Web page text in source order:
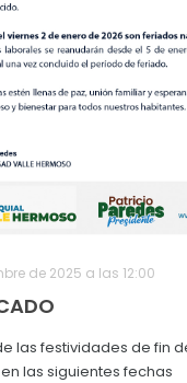
de 2025 a las 12:00
las festividades de fin
las siguientes fechas